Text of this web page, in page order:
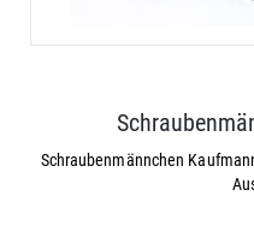
Schraubenmännchen